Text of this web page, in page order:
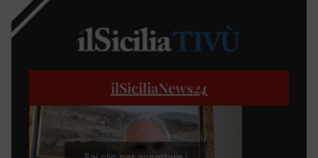
ilSiciliaNews24